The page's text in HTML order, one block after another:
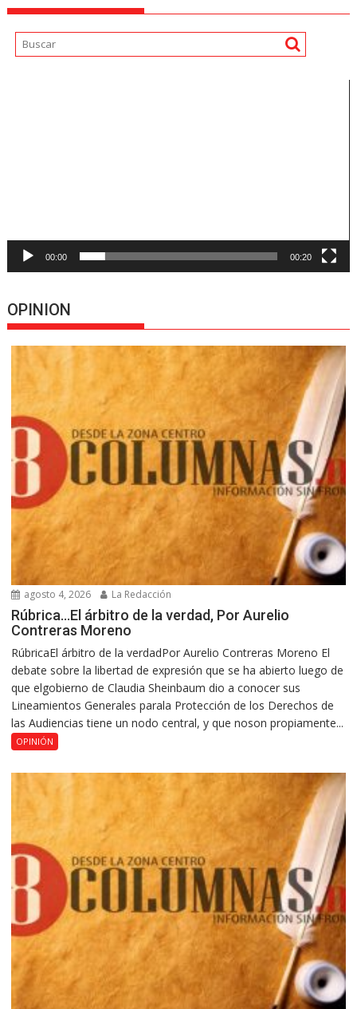
00:00 00:20
OPINION
agosto 4, 2026 La Redacción
Rúbrica…El árbitro de la verdad, Por Aurelio
Contreras Moreno
RúbricaEl árbitro de la verdadPor Aurelio Contreras Moreno El
debate sobre la libertad de expresión que se ha abierto luego de
que elgobierno de Claudia Sheinbaum dio a conocer sus
Lineamientos Generales parala Protección de los Derechos de
las Audiencias tiene un nodo central, y que noson propiamente...
OPINIÓN